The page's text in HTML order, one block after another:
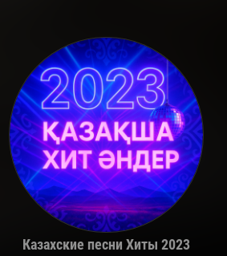
Alina Gerc
Казахские песни Хиты 2023